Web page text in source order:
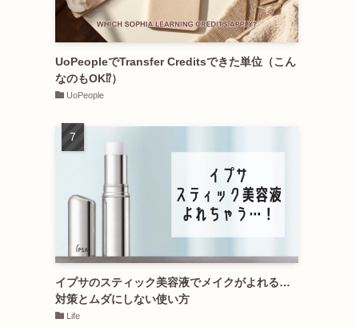
UoPeopleでTransfer Creditsできた単位（こん
なのもOK⁉︎）
UoPeople
イプサのスティック美容液でメイクがよれる…
対策とムダにしない使い方
Life